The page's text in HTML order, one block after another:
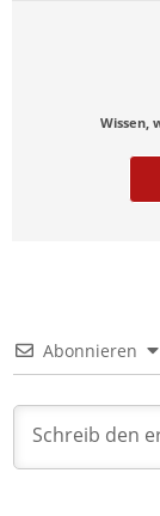
Wissen,
Abonnieren